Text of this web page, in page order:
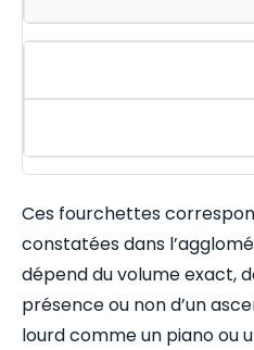
Ces fourchettes
constatées dans
dépend du volume exact,
présence ou non d’un
lourd comme un piano ou